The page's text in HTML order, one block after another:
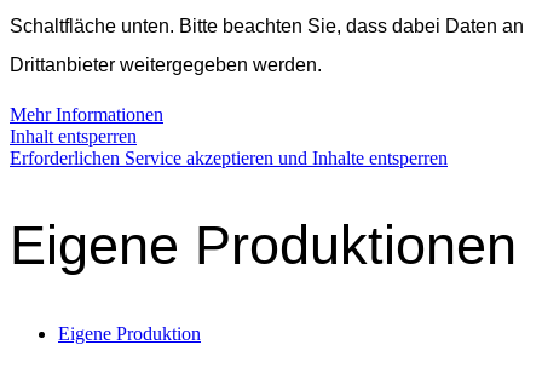
Schaltfläche unten. Bitte beachten Sie, dass dabei Daten an
Drittanbieter weitergegeben werden.
Mehr Informationen
Inhalt entsperren
Erforderlichen Service akzeptieren und Inhalte entsperren
Eigene Produktionen
Eigene Produktion